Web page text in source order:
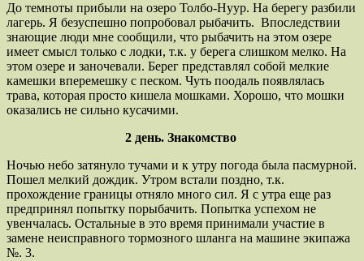
До темноты прибыли на озеро Толбо-Нуур. На берегу разбили
лагерь. Я безуспешно попробовал рыбачить. Впоследствии
знающие люди мне сообщили, что рыбачить на этом озере
имеет смысл только с лодки, т.к. у берега слишком мелко. На
этом озере и заночевали. Берег представлял собой мелкие
камешки вперемешку с песком. Чуть поодаль появлялась
трава, которая просто кишела мошками. Хорошо, что мошки
оказались не сильно кусачими.
2 день. Знакомство
Ночью небо затянуло тучами и к утру погода была пасмурной.
Пошел мелкий дождик. Утром встали поздно, т.к.
прохождение границы отняло много сил. Я с утра еще раз
предпринял попытку порыбачить. Попытка успехом не
увенчалась. Остальные в это время принимали участие в
замене неисправного тормозного шланга на машине экипажа
№. 3.